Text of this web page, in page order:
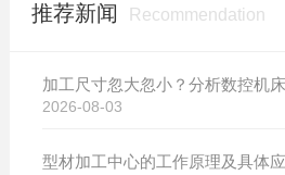
推荐新闻 Recommendation
2026-08-03
型材加工中心的工作原理及具体